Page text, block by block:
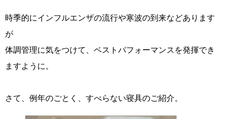
時季的にインフルエンザの流行や寒波の到来などあります
が
体調管理に気をつけて、ベストパフォーマンスを発揮でき
ますように。
さて、例年のごとく、すべらない寝具のご紹介。